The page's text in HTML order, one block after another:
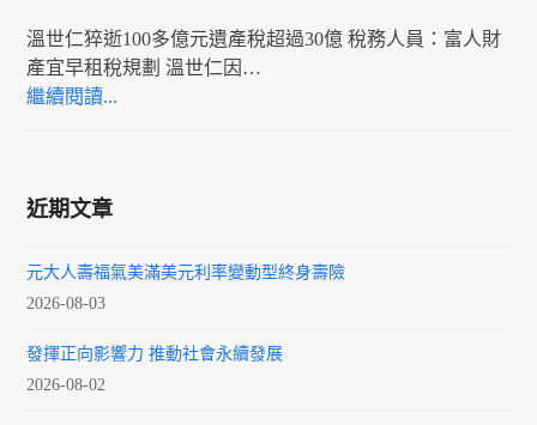
溫世仁猝逝100多億元遺產稅超過30億 稅務人員：富人財
產宜早租稅規劃 溫世仁因…
繼續閱讀...
近期文章
元大人壽福氣美滿美元利率變動型終身壽險
2026-08-03
發揮正向影響力 推動社會永續發展
2026-08-02